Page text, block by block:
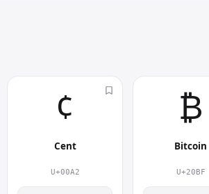
¢︎
Cent
U+00A2
₿︎
Bitcoin
U+20BF